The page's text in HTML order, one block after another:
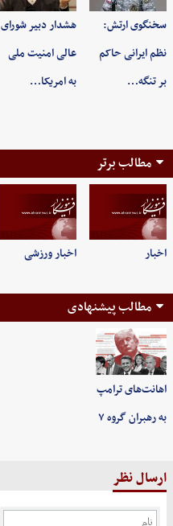
سخنگوی ارتش:
نظم ایرانی حاکم
بر تنگه…
هشدار دبیر شورای
عالی امنیت ملی
به امریکا…
مطالب برتر
اخبار اخبار ورزشی
مطالب پیشنهادی
اهانت‌های ترامپ
به رهبران گروه ۷
ارسال نظر